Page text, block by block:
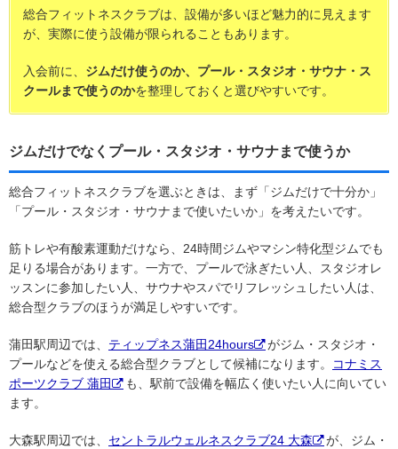
総合フィットネスクラブは、設備が多いほど魅力的に見えます
が、実際に使う設備が限られることもあります。
入会前に、 ジムだけ使うのか、プール・スタジオ・サウナ・ス
クールまで使うのかを整理しておくと選びやすいです。
ジムだけでなくプール・スタジオ・サウナまで使うか
総合フィットネスクラブを選ぶときは、まず「ジムだけで十分か」
「プール・スタジオ・サウナまで使いたいか」を考えたいです。
筋トレや有酸素運動だけなら、24時間ジムやマシン特化型ジムでも
足りる場合があります。一方で、プールで泳ぎたい人、スタジオレ
ッスンに参加したい人、サウナやスパでリフレッシュしたい人は、
総合型クラブのほうが満足しやすいです。
蒲田駅周辺では、 ティップネス蒲田24hours
がジム・スタジオ・
プールなどを使える総合型クラブとして候補になります。
コナミス
ポーツクラブ 蒲田
も、駅前で設備を幅広く使いたい人に向いてい
ます。
大森駅周辺では、 セントラルウェルネスクラブ24 大森
が、ジム・